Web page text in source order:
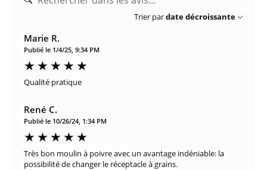
Trier pardate décroissante
Marie R.
Publié le 1/4/25, 9:34 PM
Qualité pratique
René C.
Publié le 10/26/24, 1:34 PM
Très bon moulin à poivre avec un avantage indéniable: la
possibilité de changer le réceptacle à grains.